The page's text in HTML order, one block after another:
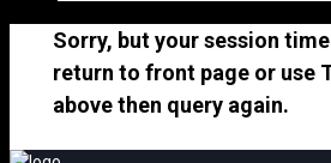
Sorry, but your session
return to front page or use
above then query again.